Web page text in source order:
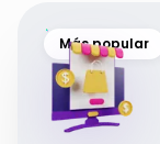
Más popular